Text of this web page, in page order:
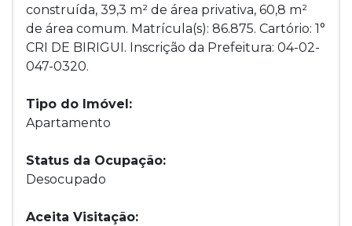
construída, 39,3 m² de área privativa, 60,8 m²
de área comum. Matrícula(s): 86.875. Cartório: 1°
CRI DE BIRIGUI. Inscrição da Prefeitura: 04-02-
047-0320.
Tipo do Imóvel:
Apartamento
Status da Ocupação:
Desocupado
Aceita Visitação: